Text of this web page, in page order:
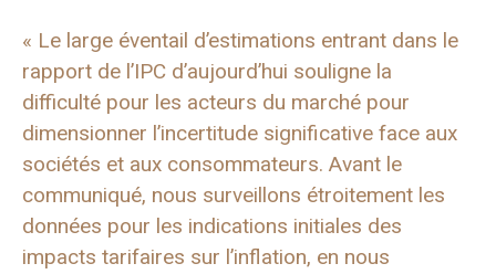
« Le large éventail d’estimations entrant dans le
rapport de l’IPC d’aujourd’hui souligne la
difficulté pour les acteurs du marché pour
dimensionner l’incertitude significative face aux
sociétés et aux consommateurs. Avant le
communiqué, nous surveillons étroitement les
données pour les indications initiales des
impacts tarifaires sur l’inflation, en nous